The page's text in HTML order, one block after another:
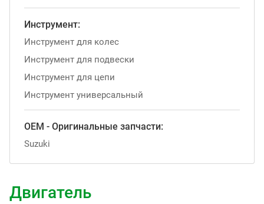
Инструмент:
Инструмент для колес
Инструмент для подвески
Инструмент для цепи
Инструмент универсальный
OEM - Оригинальные запчасти:
Suzuki
Двигатель